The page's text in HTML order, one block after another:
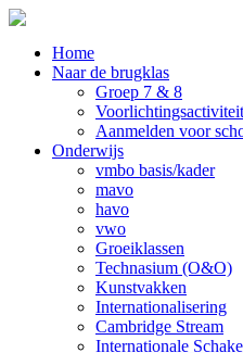
Home
Naar de brugklas
Groep 7 & 8
Aanmelden voor
Onderwijs
vmbo basis/kader
mavo
havo
vwo
Groeiklassen
Technasium (O&O)
Kunstvakken
Internationalisering
Cambridge Stream
Internationale